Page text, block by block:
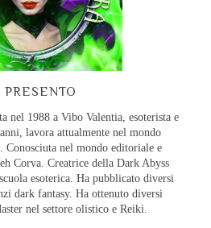
PRESENTO
nel 1988 a Vibo Valentia, esoterista e
lavora attualmente nel mondo
Conosciuta nel mondo editoriale e
Corva. Creatrice della Dark Abyss
esoterica. Ha pubblicato diversi
dark fantasy. Ha ottenuto diversi
nel settore olistico e Reiki.